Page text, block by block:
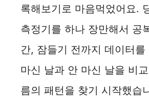
록해보기로 마음먹었어요.
측정기를 하나 장만해서 공
간, 잠들기 전까지 데이터를
마신 날과 안 마신 날을 비
름의 패턴을 찾기 시작했습